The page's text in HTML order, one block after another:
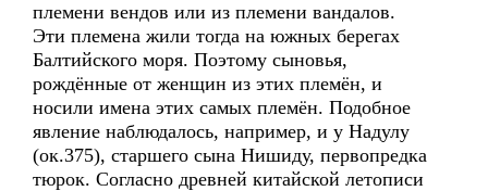
племени вендов или из племени вандалов.
Эти племена жили тогда на южных берегах
Балтийского моря. Поэтому сыновья,
рождённые от женщин из этих племён, и
носили имена этих самых племён. Подобное
явление наблюдалось, например, и у Надулу
(ок.375), старшего сына Нишиду, первопредка
тюрок. Согласно древней китайской летописи